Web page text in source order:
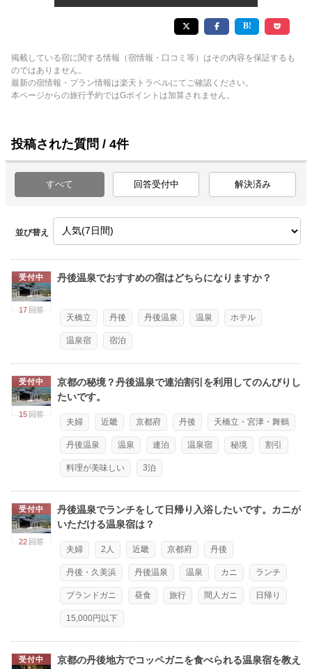
掲載している宿に関する情報（宿情報・口コミ等）はその内容を保証するも
のではありません。
最新の宿情報・プラン情報は楽天トラベルにてご確認ください。
本ページからの旅行予約ではGポイントは加算されません。
投稿された質問 / 4件
すべて 回答受付中 解決済み
並び替え
受付中
17 回答
丹後温泉でおすすめの宿はどちらになりますか？
天橋立 丹後 丹後温泉 温泉 ホテル
温泉宿 宿泊
受付中
15 回答
京都の秘境？丹後温泉で連泊割引を利用してのんびりし
たいです。
夫婦 近畿 京都府 丹後 天橋立・宮津・舞鶴
丹後温泉 温泉 連泊 温泉宿 秘境 割引
料理が美味しい 3泊
受付中
22 回答
丹後温泉でランチをして日帰り入浴したいです。カニが
いただける温泉宿は？
夫婦 2人 近畿 京都府 丹後
丹後・久美浜 丹後温泉 温泉 カニ ランチ
ブランドガニ 昼食 旅行 間人ガニ 日帰り
15,000円以下
受付中 京都の丹後地方でコッペガニを食べられる温泉宿を教え